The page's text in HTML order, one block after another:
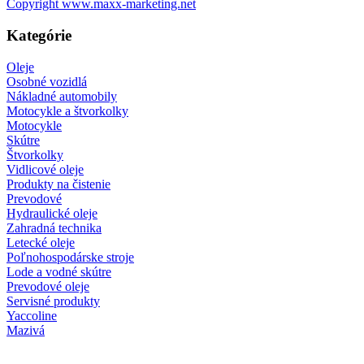
Copyright www.maxx-marketing.net
Kategórie
Oleje
Osobné vozidlá
Nákladné automobily
Motocykle a štvorkolky
Motocykle
Skútre
Štvorkolky
Vidlicové oleje
Produkty na čistenie
Prevodové
Hydraulické oleje
Zahradná technika
Letecké oleje
Poľnohospodárske stroje
Lode a vodné skútre
Prevodové oleje
Servisné produkty
Yaccoline
Mazivá